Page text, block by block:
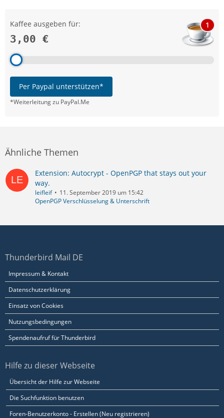
Kaffee ausgeben für:
3,00 €
1
Per Paypal unterstützen*
*Weiterleitung zu PayPal.Me
Ähnliche Themen
Extension: Autocrypt - OpenPGP that stays out your
way.
leifleif
11. September 2019 um 15:42
OpenPGP Verschlüsselung & Unterschrift
Thunderbird Mail DE
Impressum & Kontakt
Datenschutzerklärung
Einsatz von Cookies
Nutzungsbedingungen
Spendenaufruf für Thunderbird
Hilfe zu dieser Webseite
Übersicht der Hilfe zur Webseite
Die Suchfunktion benutzen
Foren-Benutzerkonto - Erstellen (Neu registrieren)